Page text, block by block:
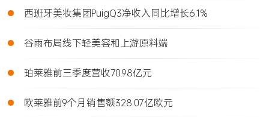
• 西班牙美妆集团PuigQ3净收入同比增长6.1%
• 谷雨布局线下轻美容和上游原料端
• 珀莱雅前三季度营收70.98亿元
• 欧莱雅前9个月销售额328.07亿欧元